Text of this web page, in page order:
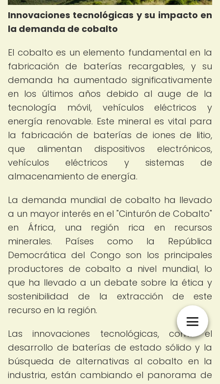
Innovaciones tecnológicas y su impacto en
la demanda de cobalto
El cobalto es un elemento fundamental en la
fabricación de baterías recargables, y su
demanda ha aumentado significativamente
en los últimos años debido al auge de la
tecnología móvil, vehículos eléctricos y
energía renovable. Este mineral es vital para
la fabricación de baterías de iones de litio,
que alimentan dispositivos electrónicos,
vehículos eléctricos y sistemas de
almacenamiento de energía.
La demanda mundial de cobalto ha llevado
a un mayor interés en el "Cinturón de Cobalto"
en África, una región rica en recursos
minerales. Países como la República
Democrática del Congo son los principales
productores de cobalto a nivel mundial, lo
que ha llevado a un debate sobre la ética y
sostenibilidad de la extracción de este
recurso en la región.
Las innovaciones tecnológicas, como el
desarrollo de baterías de estado sólido y la
búsqueda de alternativas al cobalto en la
industria, están cambiando el panorama de